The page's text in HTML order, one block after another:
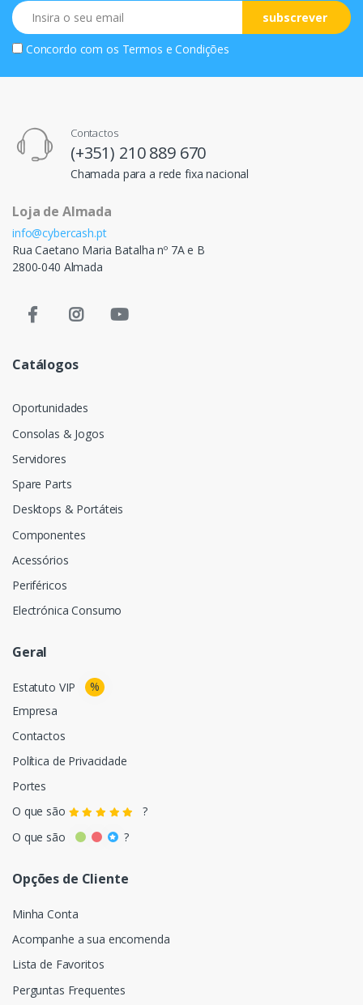
Email
subscrever
Concordo com os Termos e Condições
Contactos
(+351) 210 889 670
Chamada para a rede fixa nacional
Loja de Almada
info@cybercash.pt
Rua Caetano Maria Batalha nº 7A e B
2800-040 Almada
Catálogos
Oportunidades
Consolas & Jogos
Servidores
Spare Parts
Desktops & Portáteis
Componentes
Acessórios
Periféricos
Electrónica Consumo
Geral
Estatuto VIP
%
Empresa
Contactos
Política de Privacidade
Portes
O que são
?
O que são
?
Opções de Cliente
Minha Conta
Acompanhe a sua encomenda
Lista de Favoritos
Perguntas Frequentes